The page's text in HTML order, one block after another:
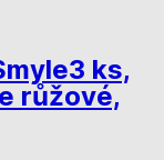
3 ks,
růžové,